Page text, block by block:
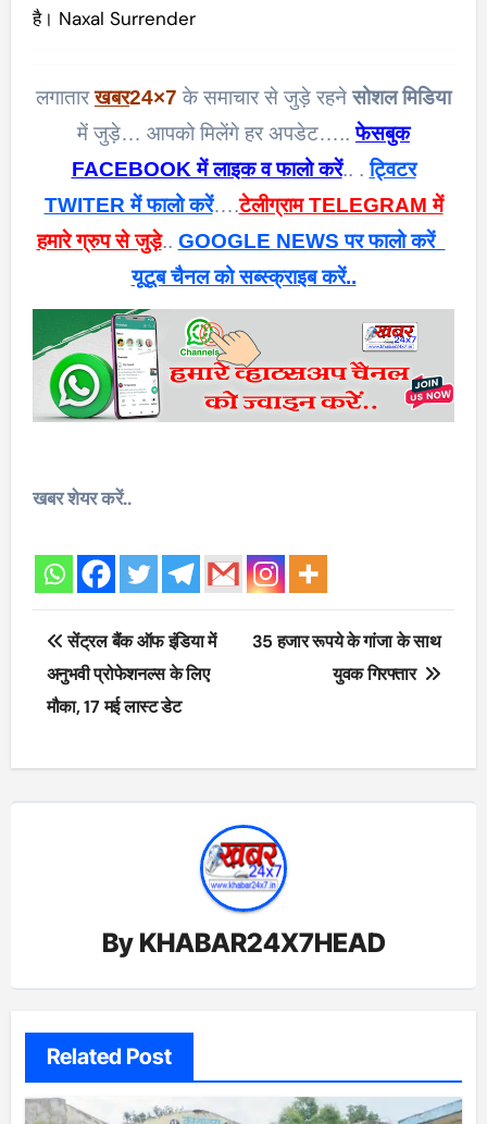
है। Naxal Surrender
लगातारखबर24×7 के समाचार से जुड़े रहनेसोशल मिडिया
में जुड़े… आपको मिलेंगे हर अपडेट…..फेसबुक
FACEBOOK में लाइक व फालो करें.. .ट्विटर
TWITER में फालो करें….टेलीग्राम TELEGRAM में
हमारे ग्रुप से जुड़े.. GOOGLE NEWS पर फालो करें
यूटूब चैनल को सब्स्क्राइब करें..
खबर शेयर करें..
Post
navigation
सेंट्रल बैंक ऑफ इंडिया में
अनुभवी प्रोफेशनल्स के लिए
मौका, 17 मई लास्ट डेट
35 हजार रूपये के गांजा के साथ
युवक गिरफ्तार
By KHABAR24X7HEAD
Related Post